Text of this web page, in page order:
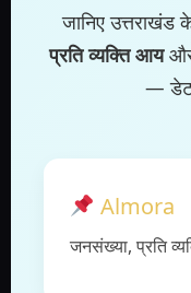
जानिए
प्रति व्यक्ति आय
—
Almora
जनसंख्या, प्रति